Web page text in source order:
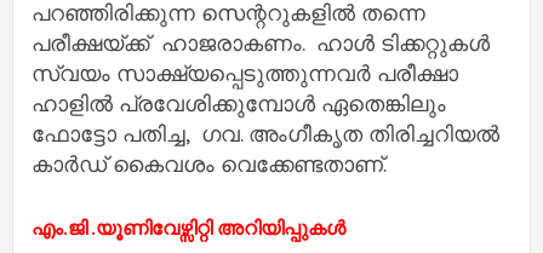
പറഞ്ഞിരിക്കുന്ന സെന്ററുകളിൽ തന്നെ
പരീക്ഷയ്ക്ക് ഹാജരാകണം. ഹാൾ ടിക്കറ്റുകൾ
സ്വയം സാക്ഷ്യപ്പെടുത്തുന്നവർ പരീക്ഷാ
ഹാളിൽ പ്രവേശിക്കുമ്പോൾ ഏതെങ്കിലും
ഫോട്ടോ പതിച്ച, ഗവ. അംഗീകൃത തിരിച്ചറിയൽ
കാർഡ് കൈവശം വെക്കേണ്ടതാണ്.
എം.ജി .യൂണിവേഴ്സിറ്റി അറിയിപ്പുകൾ